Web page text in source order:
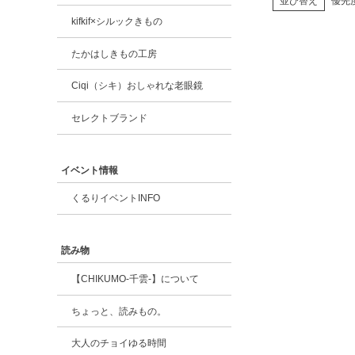
kifkif×シルックきもの
たかはしきもの工房
Ciqi（シキ）おしゃれな老眼鏡
セレクトブランド
イベント情報
くるりイベントINFO
読み物
【CHIKUMO-千雲-】について
ちょっと、読みもの。
大人のチョイゆる時間